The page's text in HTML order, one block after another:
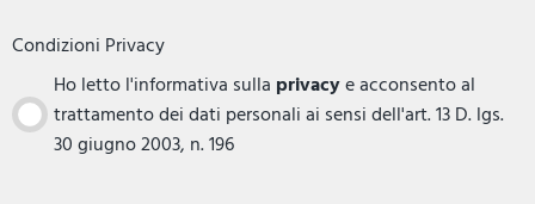
Condizioni Privacy
Ho letto l'informativa sulla privacye acconsento al
trattamento dei dati personali ai sensi dell'art. 13 D. lgs.
30 giugno 2003, n. 196